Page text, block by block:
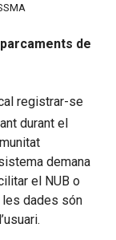
de
registrar-se
durant el
demana
el NUB o
les dades són